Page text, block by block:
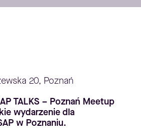
20, Poznań
TALKS – Poznań Meetup
wydarzenie dla
w Poznaniu.